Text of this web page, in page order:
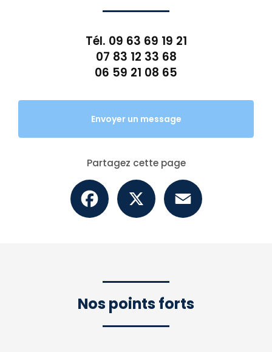
Tél. 09 63 69 19 21
07 83 12 33 68
06 59 21 08 65
Envoyer un message
Partagez cette page
Facebook
Nos points forts